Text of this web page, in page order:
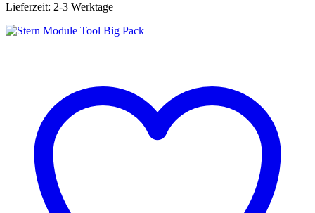
Lieferzeit: 2-3 Werktage